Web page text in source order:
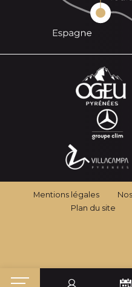
Mentions légales
Plan du site